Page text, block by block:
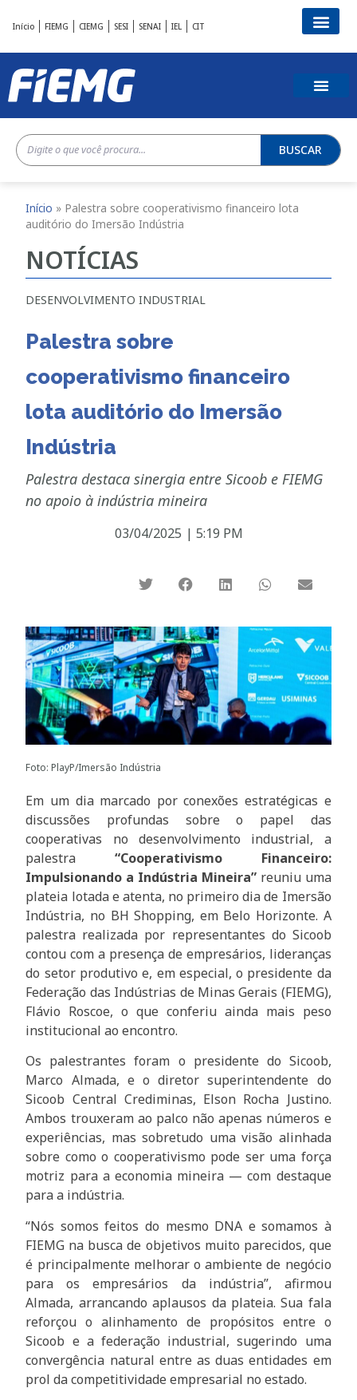
Início FIEMG CIEMG SESI SENAI IEL CIT
BUSCAR
Início » Palestra sobre cooperativismo financeiro lota
auditório do Imersão Indústria
NOTÍCIAS
DESENVOLVIMENTO INDUSTRIAL
Palestra sobre
cooperativismo financeiro
lota auditório do Imersão
Indústria
Palestra destaca sinergia entre Sicoob e FIEMG
no apoio à indústria mineira
03/04/2025 | 5:19 PM
Foto: PlayP/Imersão Indústria
Em um dia marcado por conexões estratégicas e
discussões profundas sobre o papel das
cooperativas no desenvolvimento industrial, a
palestra “Cooperativismo Financeiro:
Impulsionando a Indústria Mineira”reuniu uma
plateia lotada e atenta, no primeiro dia de Imersão
Indústria, no BH Shopping, em Belo Horizonte. A
palestra realizada por representantes do Sicoob
contou com a presença de empresários, lideranças
do setor produtivo e, em especial, o presidente da
Federação das Indústrias de Minas Gerais (FIEMG),
Flávio Roscoe, o que conferiu ainda mais peso
institucional ao encontro.
Os palestrantes foram o presidente do Sicoob,
Marco Almada, e o diretor superintendente do
Sicoob Central Crediminas, Elson Rocha Justino.
Ambos trouxeram ao palco não apenas números e
experiências, mas sobretudo uma visão alinhada
sobre como o cooperativismo pode ser uma força
motriz para a economia mineira — com destaque
para a indústria.
“Nós somos feitos do mesmo DNA e somamos à
FIEMG na busca de objetivos muito parecidos, que
é principalmente melhorar o ambiente de negócio
para os empresários da indústria”, afirmou
Almada, arrancando aplausos da plateia. Sua fala
reforçou o alinhamento de propósitos entre o
Sicoob e a federação industrial, sugerindo uma
convergência natural entre as duas entidades em
prol da competitividade empresarial no estado.